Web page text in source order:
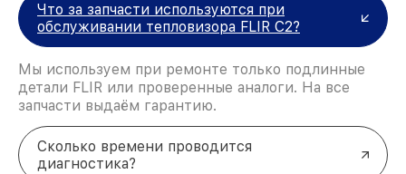
Что за запчасти используются при
обслуживании тепловизора FLIR C2?
Мы используем при ремонте только подлинные
детали FLIR или проверенные аналоги. На все
запчасти выдаём гарантию.
Сколько времени проводится
диагностика?